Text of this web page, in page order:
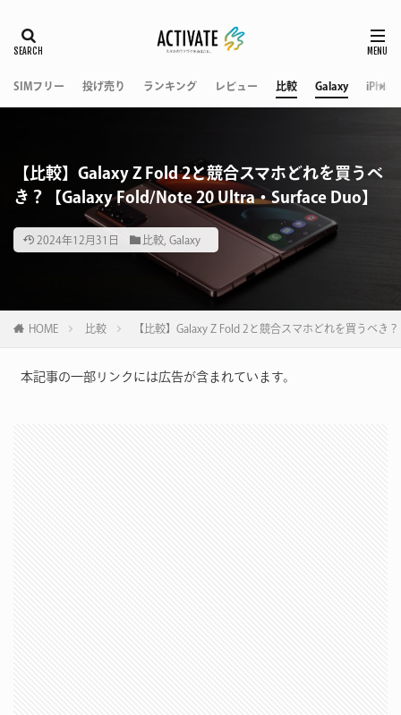
SIMフリー 投げ売り ランキング レビュー 比較 Galaxy iPhone
【比較】Galaxy Z Fold 2と競合スマホどれを買うべ
き？【Galaxy Fold/Note 20 Ultra・Surface Duo】
2024年12月31日 比較 Galaxy
HOME 比較 【比較】Galaxy Z Fold 2と競合スマホどれを買うべき
本記事の一部リンクには広告が含まれています。